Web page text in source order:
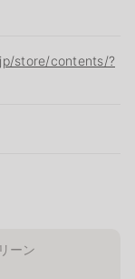
store/contents/?
ーン